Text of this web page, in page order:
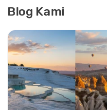
Blog Kami